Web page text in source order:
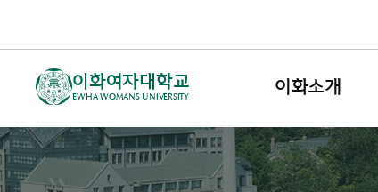
이화여자대학교
EWHA WOMANS UNIVERSITY
이화소개